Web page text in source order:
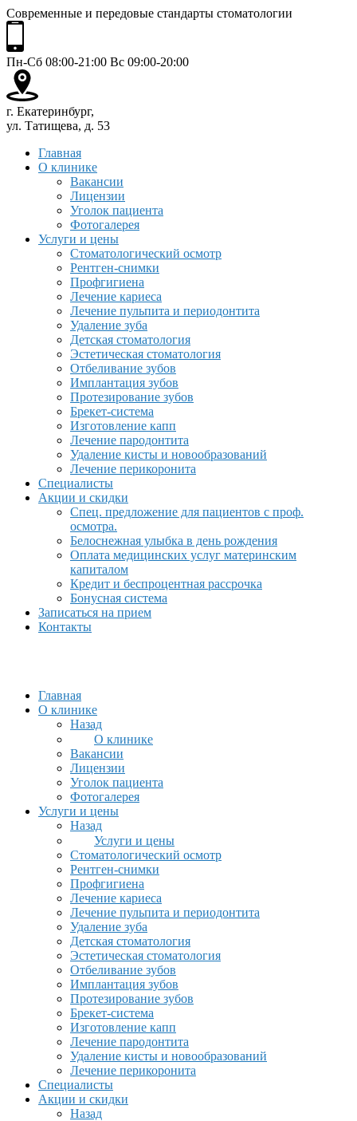
Современные и передовые стандарты стоматологии
Пн-Сб 08:00-21:00 Вс 09:00-20:00
г. Екатеринбург,
ул. Татищева, д. 53
Главная
О клинике
Вакансии
Лицензии
Уголок пациента
Фотогалерея
Услуги и цены
Стоматологический осмотр
Рентген-снимки
Профгигиена
Лечение кариеса
Лечение пульпита и периодонтита
Удаление зуба
Детская стоматология
Эстетическая стоматология
Отбеливание зубов
Имплантация зубов
Протезирование зубов
Брекет-система
Изготовление капп
Лечение пародонтита
Удаление кисты и новообразований
Лечение перикоронита
Специалисты
Акции и скидки
Спец. предложение для пациентов с проф.
осмотра.
Белоснежная улыбка в день рождения
Оплата медицинских услуг материнским
капиталом
Кредит и беспроцентная рассрочка
Бонусная система
Записаться на прием
Контакты
Главная
О клинике
Назад
О клинике
Вакансии
Лицензии
Уголок пациента
Фотогалерея
Услуги и цены
Назад
Услуги и цены
Стоматологический осмотр
Рентген-снимки
Профгигиена
Лечение кариеса
Лечение пульпита и периодонтита
Удаление зуба
Детская стоматология
Эстетическая стоматология
Отбеливание зубов
Имплантация зубов
Протезирование зубов
Брекет-система
Изготовление капп
Лечение пародонтита
Удаление кисты и новообразований
Лечение перикоронита
Специалисты
Акции и скидки
Назад